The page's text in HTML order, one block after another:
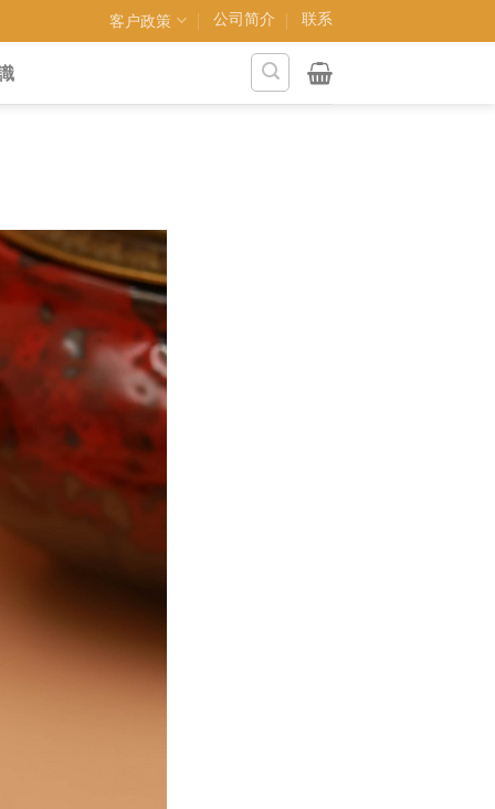
客户政策 公司简介 联系